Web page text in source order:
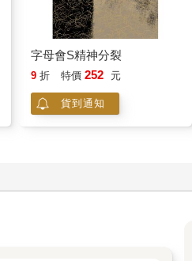
字母會S精神分裂
9 折 特價 252 元
貨到通知